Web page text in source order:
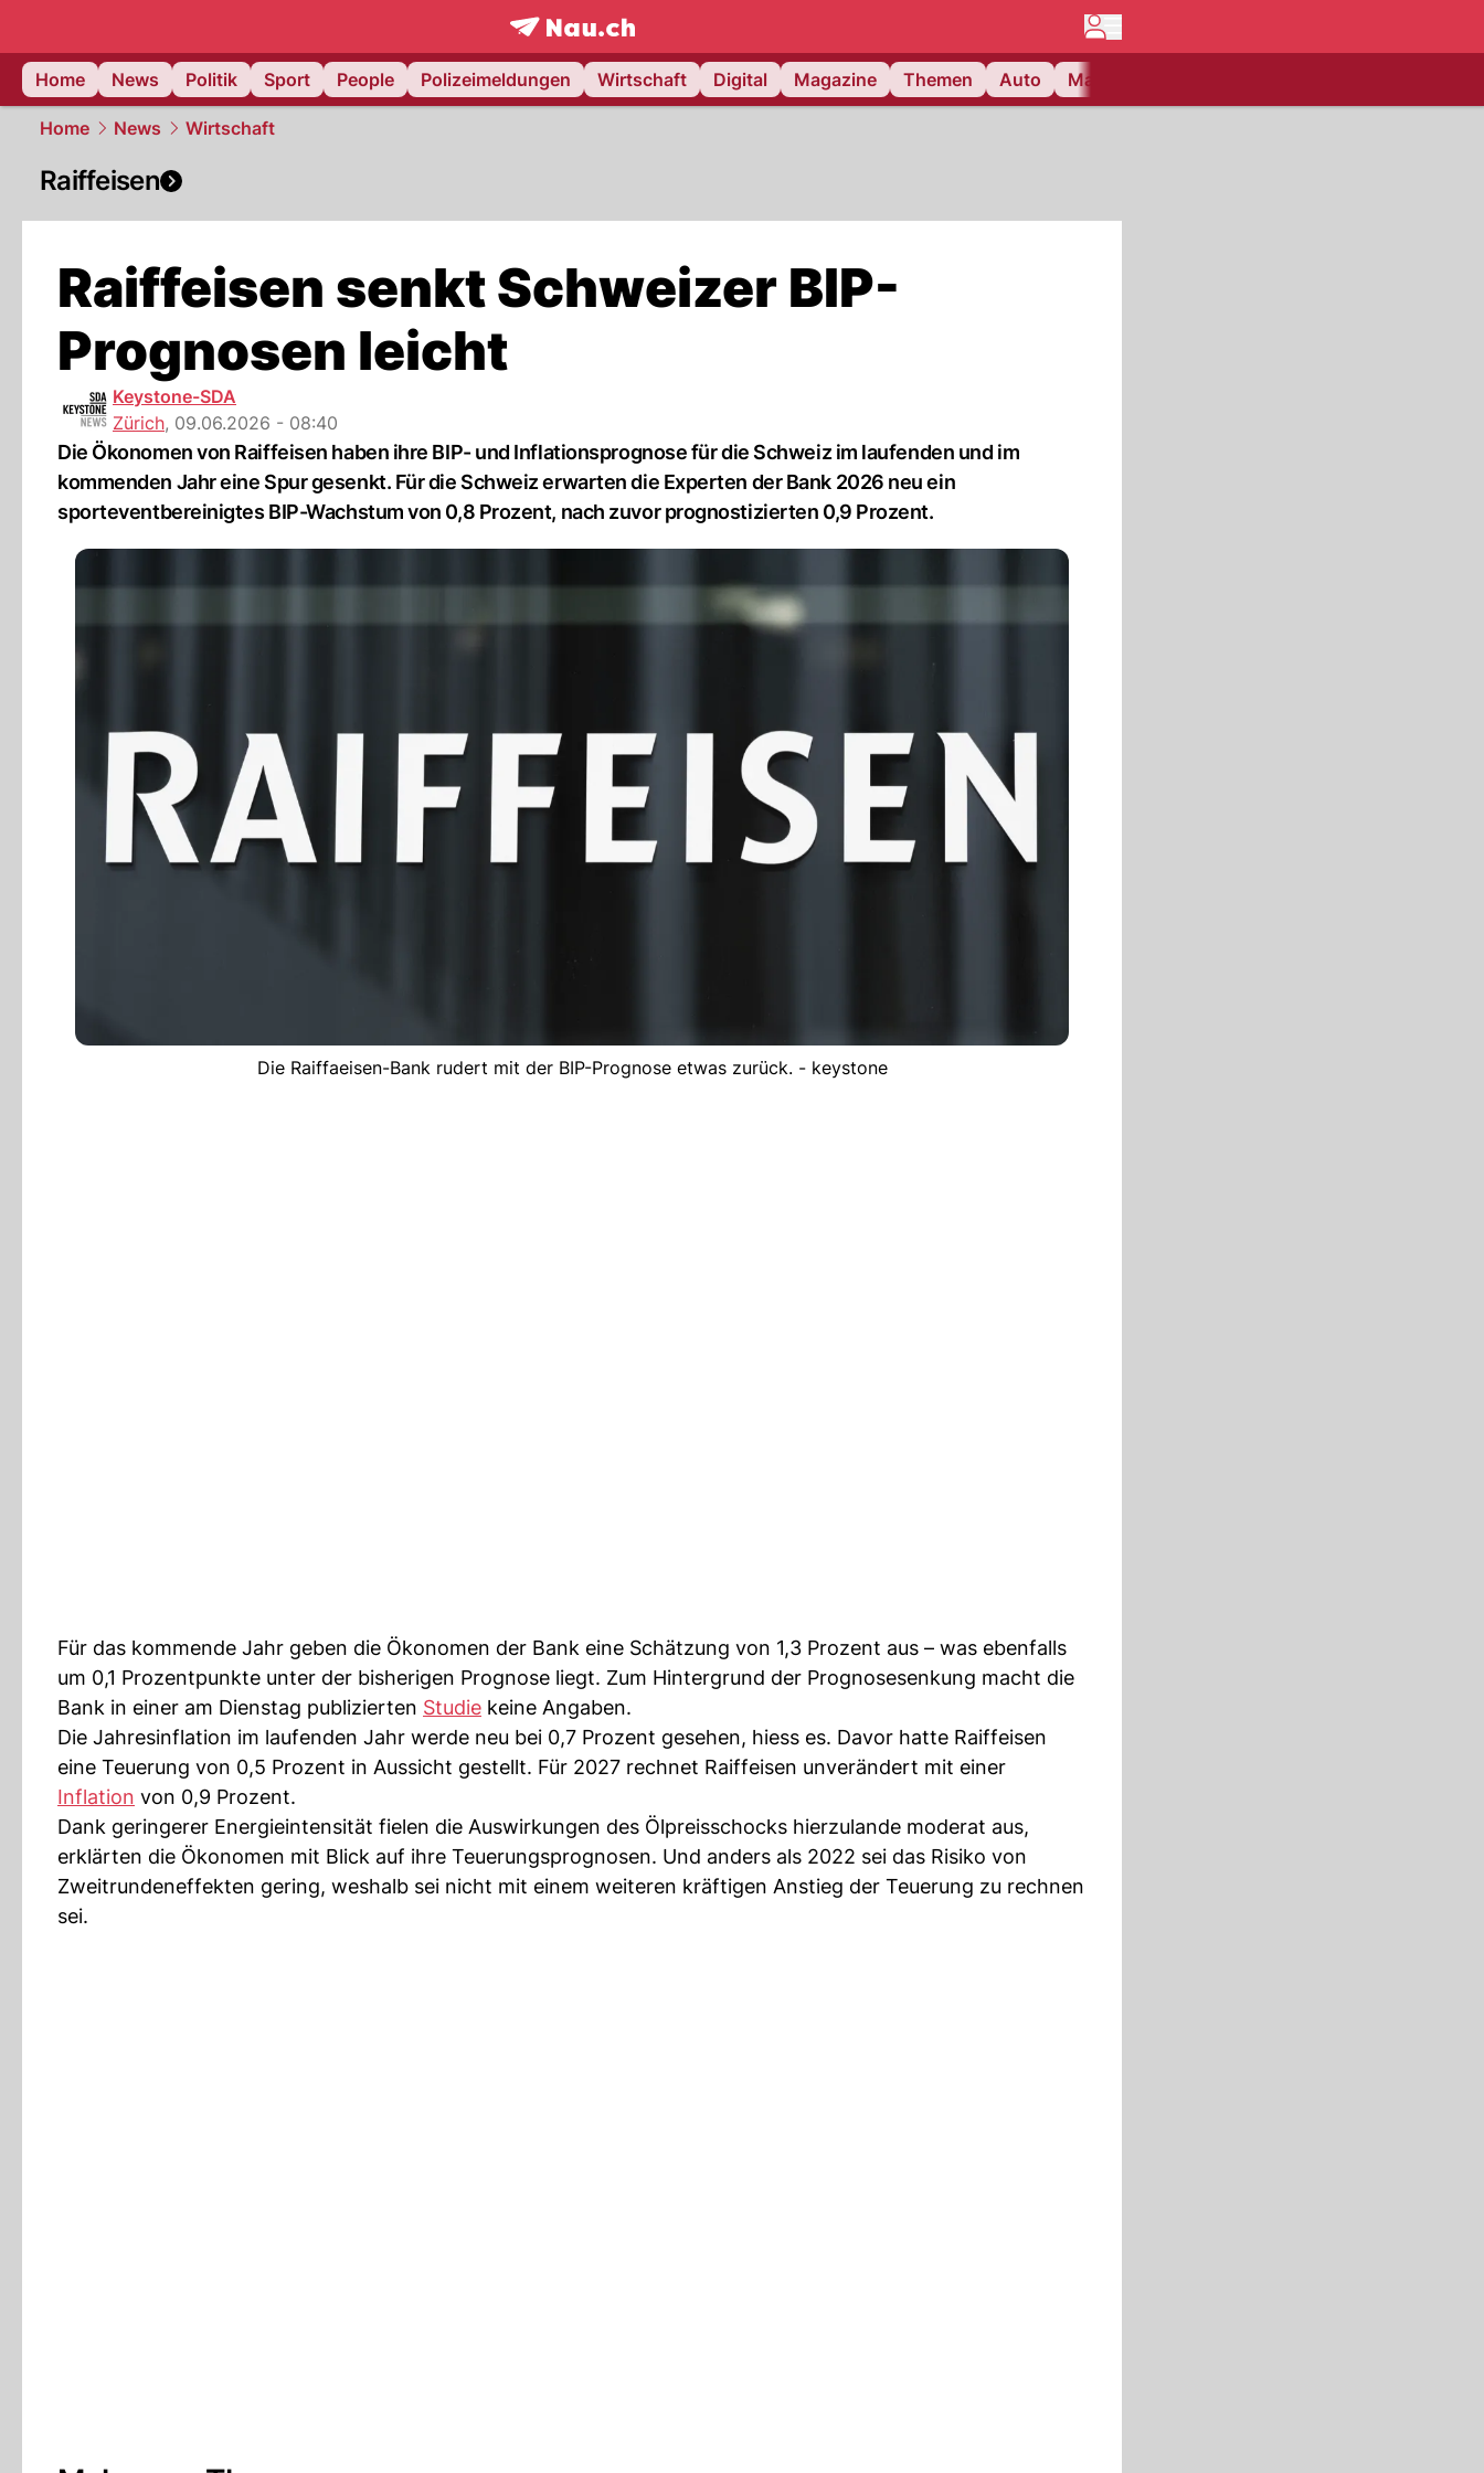
frontpage.NAU.ch
Home
News Politik Sport People Polizeimeldungen Wirtschaft Digital Magazine Themen Auto Matchcenter
Home News Wirtschaft
Raiffeisen
Raiffeisen senkt Schweizer BIP-
Prognosen leicht
Keystone-SDA
Zürich, 09.06.2026 - 08:40
Die Ökonomen von Raiffeisen haben ihre BIP- und Inflationsprognose für die Schweiz im laufenden und im
kommenden Jahr eine Spur gesenkt. Für die Schweiz erwarten die Experten der Bank 2026 neu ein
sporteventbereinigtes BIP-Wachstum von 0,8 Prozent, nach zuvor prognostizierten 0,9 Prozent.
Die Raiffaeisen-Bank rudert mit der BIP-Prognose etwas zurück. - keystone
Für das kommende Jahr geben die Ökonomen der Bank eine Schätzung von 1,3 Prozent aus – was ebenfalls
um 0,1 Prozentpunkte unter der bisherigen Prognose liegt. Zum Hintergrund der Prognosesenkung macht die
Bank in einer am Dienstag publizierten Studie keine Angaben.
Die Jahresinflation im laufenden Jahr werde neu bei 0,7 Prozent gesehen, hiess es. Davor hatte Raiffeisen
eine Teuerung von 0,5 Prozent in Aussicht gestellt. Für 2027 rechnet Raiffeisen unverändert mit einer
Inflation von 0,9 Prozent.
Dank geringerer Energieintensität fielen die Auswirkungen des Ölpreisschocks hierzulande moderat aus,
erklärten die Ökonomen mit Blick auf ihre Teuerungsprognosen. Und anders als 2022 sei das Risiko von
Zweitrundeneffekten gering, weshalb sei nicht mit einem weiteren kräftigen Anstieg der Teuerung zu rechnen
sei.